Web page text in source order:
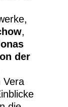
,
der
Vera